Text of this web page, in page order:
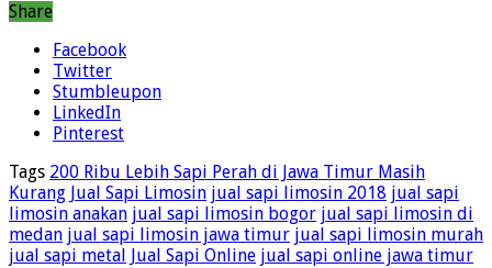
Share
Facebook
Twitter
Stumbleupon
LinkedIn
Pinterest
Tags 200 Ribu Lebih Sapi Perah di Jawa Timur Masih
Kurang Jual Sapi Limosin jual sapi limosin 2018 jual sapi
limosin anakan jual sapi limosin bogor jual sapi limosin di
medan jual sapi limosin jawa timur jual sapi limosin murah
jual sapi metal
Jual Sapi Online jual sapi online jawa timur